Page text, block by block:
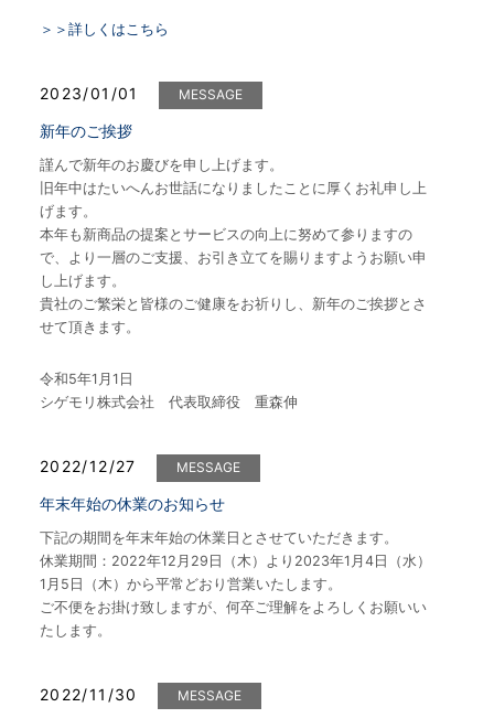
＞＞詳しくはこちら
2023/01/01 MESSAGE
新年のご挨拶
謹んで新年のお慶びを申し上げます。
旧年中はたいへんお世話になりましたことに厚くお礼申し上
げます。
本年も新商品の提案とサービスの向上に努めて参りますの
で、より一層のご支援、お引き立てを賜りますようお願い申
し上げます。
貴社のご繁栄と皆様のご健康をお祈りし、新年のご挨拶とさ
せて頂きます。
令和5年1月1日
シゲモリ株式会社 代表取締役 重森伸
2022/12/27 MESSAGE
年末年始の休業のお知らせ
下記の期間を年末年始の休業日とさせていただきます。
休業期間：2022年12月29日（木）より2023年1月4日（水）
1月5日（木）から平常どおり営業いたします。
ご不便をお掛け致しますが、何卒ご理解をよろしくお願いい
たします。
2022/11/30 MESSAGE